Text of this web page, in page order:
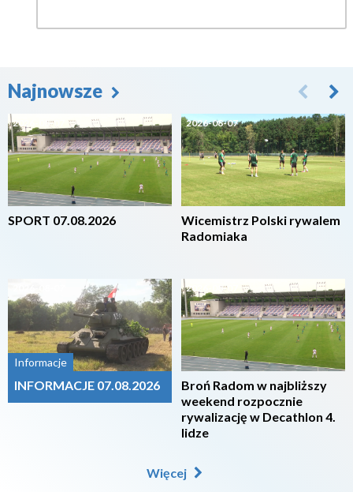
Najnowsze
2026-08-07
SPORT 07.08.2026
Informacje
INFORMACJE 07.08.2026
2026-08-07
Wicemistrz Polski rywalem
Radomiaka
2026-08-07
Broń Radom w najbliższy
weekend rozpocznie
rywalizację w Decathlon 4.
lidze
Więcej